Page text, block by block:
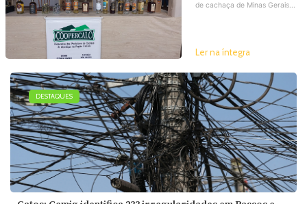
de cachaça de Minas Gerais...
Ler na íntegra
DESTAQUES